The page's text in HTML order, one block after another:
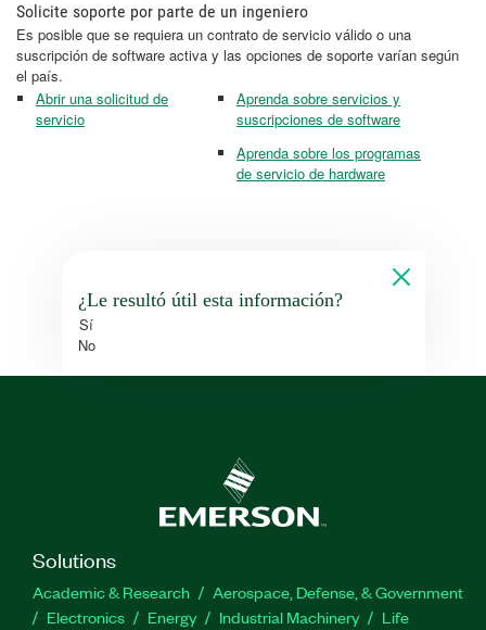
Solicite soporte por parte de un ingeniero
Es posible que se requiera un contrato de servicio válido o una
suscripción de software activa y las opciones de soporte varían según
el país.
Abrir una solicitud de
servicio
Aprenda sobre servicios y
suscripciones de software
Aprenda sobre los programas
de servicio de hardware
¿Le resultó útil esta información?
Sí
No
Solutions
Academic & Research
Aerospace, Defense, & Government
Electronics
Energy Industrial Machinery
Life